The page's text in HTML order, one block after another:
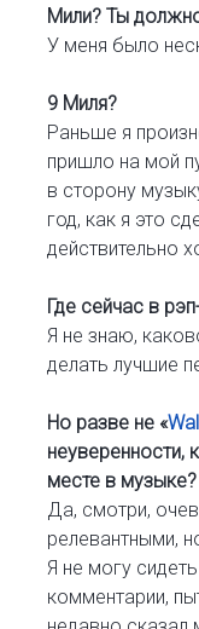
Мили? Ты
У меня было
9 Миля?
Раньше я
пришло на мой
в сторону
год, как я это
действительно
Где сейчас в
Я не знаю,
делать лучшие
Но разве не «
неуверенности,
месте в музыке?
Да, смотри,
релевантными,
Я не могу
комментарии,